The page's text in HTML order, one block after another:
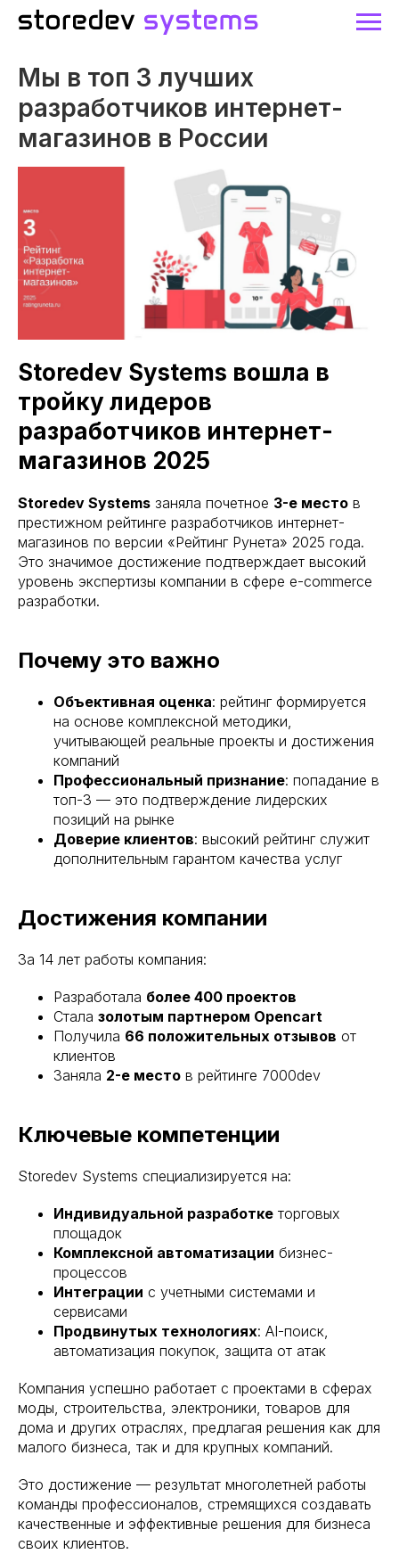
Мы в топ 3 лучших
разработчиков интернет-
магазинов в России
Storedev Systems вошла в
тройку лидеров
разработчиков интернет-
магазинов 2025
Storedev Systems заняла почетное 3-е место в
престижном рейтинге разработчиков интернет-
магазинов по версии «Рейтинг Рунета» 2025 года.
Это значимое достижение подтверждает высокий
уровень экспертизы компании в сфере e-commerce
разработки.
Почему это важно
Объективная оценка: рейтинг формируется
на основе комплексной методики,
учитывающей реальные проекты и достижения
компаний
Профессиональный признание: попадание в
топ-3 — это подтверждение лидерских
позиций на рынке
Доверие клиентов: высокий рейтинг служит
дополнительным гарантом качества услуг
Достижения компании
За 14 лет работы компания:
Разработала более 400 проектов
Стала золотым партнером Opencart
Получила 66 положительных отзывов от
клиентов
Заняла 2-е место в рейтинге 7000dev
Ключевые компетенции
Storedev Systems специализируется на:
Индивидуальной разработке торговых
площадок
Комплексной автоматизации бизнес-
процессов
Интеграции с учетными системами и
сервисами
Продвинутых технологиях: AI-поиск,
автоматизация покупок, защита от атак
Компания успешно работает с проектами в сферах
моды, строительства, электроники, товаров для
дома и других отраслях, предлагая решения как для
малого бизнеса, так и для крупных компаний.
Это достижение — результат многолетней работы
команды профессионалов, стремящихся создавать
качественные и эффективные решения для бизнеса
своих клиентов.